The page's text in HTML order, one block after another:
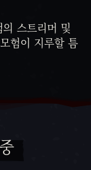
스트리머 및
험이 지루할 틈